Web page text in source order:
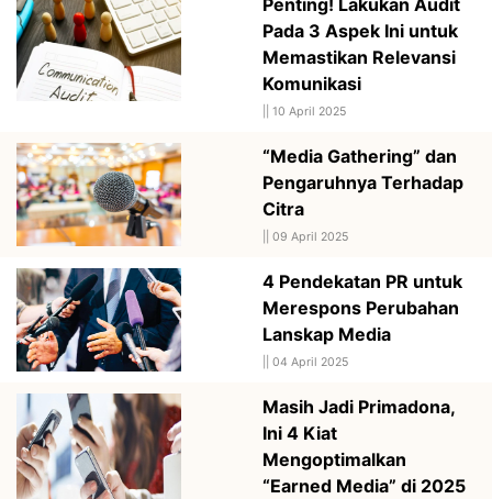
Pada 3 Aspek Ini untuk
Memastikan Relevansi
Komunikasi
10 April 2025
“Media Gathering” dan
Pengaruhnya Terhadap
Citra
09 April 2025
4 Pendekatan PR untuk
Merespons Perubahan
Lanskap Media
04 April 2025
Masih Jadi Primadona,
Ini 4 Kiat
Mengoptimalkan
“Earned Media” di 2025